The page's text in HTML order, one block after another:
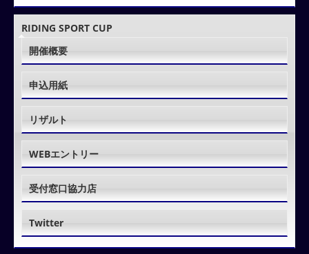
RIDING SPORT CUP
開催概要
申込用紙
リザルト
WEBエントリー
受付窓口協力店
Twitter